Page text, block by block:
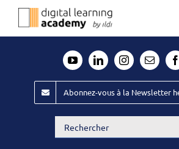
Passer
Évènements ILDI
Offres d’emploi
Abonnez-vous à la Newsletter
Rechercher: